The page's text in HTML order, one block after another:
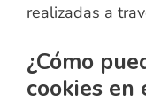
realizadas a
¿Cómo
cookies en